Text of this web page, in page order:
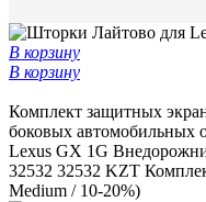
В корзину
В корзину
Комплект защитных
боковых автомобильных
Lexus GX 1G
32532 32532 KZT
Medium / 10-20%)